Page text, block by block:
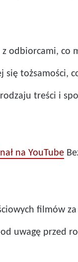
odbiorcami, co
się tożsamości,
treści i
na YouTube
filmów
uwagę przed